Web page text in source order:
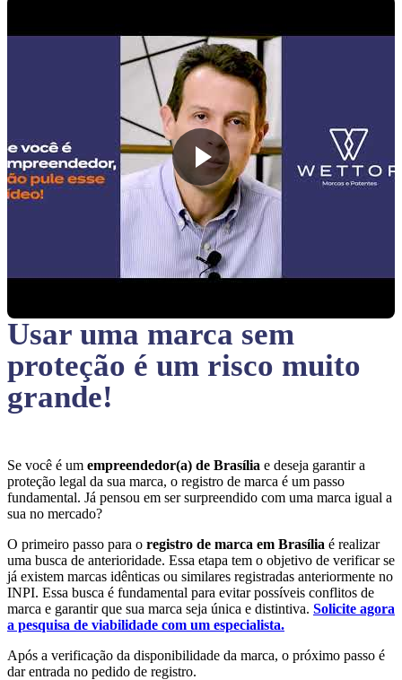
Usar uma marca sem
proteção é um risco muito
grande!
Se você é um empreendedor(a) de Brasília e deseja garantir a
proteção legal da sua marca, o registro de marca é um passo
fundamental. Já pensou em ser surpreendido com uma marca igual a
sua no mercado?
O primeiro passo para o registro de marca em Brasília é realizar
uma busca de anterioridade. Essa etapa tem o objetivo de verificar se
já existem marcas idênticas ou similares registradas anteriormente no
INPI. Essa busca é fundamental para evitar possíveis conflitos de
marca e garantir que sua marca seja única e distintiva. Solicite agora
a pesquisa de viabilidade com um especialista.
Após a verificação da disponibilidade da marca, o próximo passo é
dar entrada no pedido de registro.